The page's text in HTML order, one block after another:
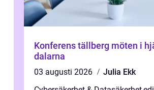
Konferens tällberg möten i hjärtat av
dalarna
03 augusti 2026
Julia Ekk